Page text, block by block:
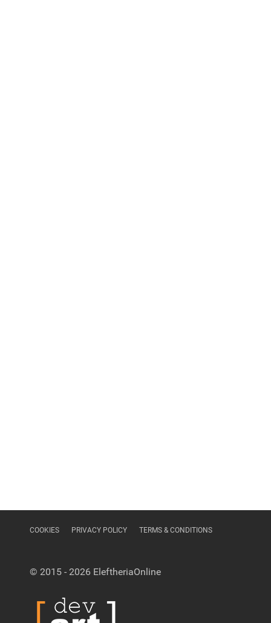
COOKIES PRIVACY POLICY TERMS & CONDITIONS
© 2015 - 2026 EleftheriaOnline